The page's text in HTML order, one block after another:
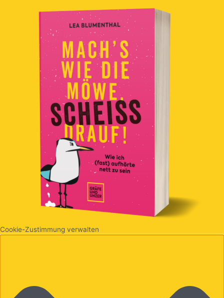
Cookie-Zustimmung verwalten